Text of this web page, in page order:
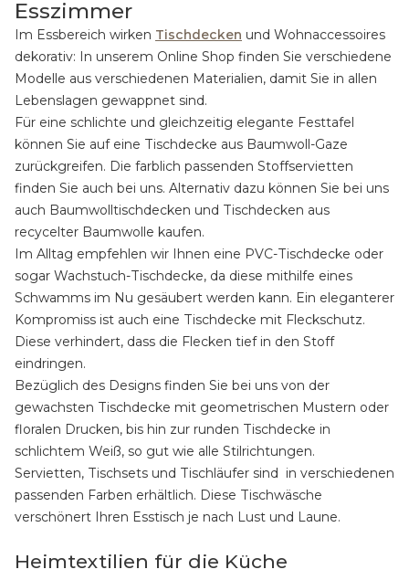
Esszimmer
Im Essbereich wirken Tischdecken und Wohnaccessoires
dekorativ: In unserem Online Shop finden Sie verschiedene
Modelle aus verschiedenen Materialien, damit Sie in allen
Lebenslagen gewappnet sind.
Für eine schlichte und gleichzeitig elegante Festtafel
können Sie auf eine Tischdecke aus Baumwoll-Gaze
zurückgreifen. Die farblich passenden Stoffservietten
finden Sie auch bei uns. Alternativ dazu können Sie bei uns
auch Baumwolltischdecken und Tischdecken aus
recycelter Baumwolle kaufen.
Im Alltag empfehlen wir Ihnen eine PVC-Tischdecke oder
sogar Wachstuch-Tischdecke, da diese mithilfe eines
Schwamms im Nu gesäubert werden kann. Ein eleganterer
Kompromiss ist auch eine Tischdecke mit Fleckschutz.
Diese verhindert, dass die Flecken tief in den Stoff
eindringen.
Bezüglich des Designs finden Sie bei uns von der
gewachsten Tischdecke mit geometrischen Mustern oder
floralen Drucken, bis hin zur runden Tischdecke in
schlichtem Weiß, so gut wie alle Stilrichtungen.
Servietten, Tischsets und Tischläufer sind in verschiedenen
passenden Farben erhältlich. Diese Tischwäsche
verschönert Ihren Esstisch je nach Lust und Laune.
Heimtextilien für die Küche